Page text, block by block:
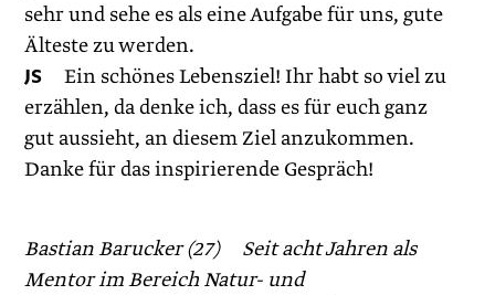
sehr und sehe es als eine Aufgabe für uns, gute
Älteste zu werden.
JSEin schönes Lebensziel! Ihr habt so viel zu
erzählen, da denke ich, dass es für euch ganz
gut aussieht, an diesem Ziel anzukommen.
Danke für das inspirierende Gespräch!
Bastian Barucker (27) Seit acht Jahren als
Mentor im Bereich Natur- und